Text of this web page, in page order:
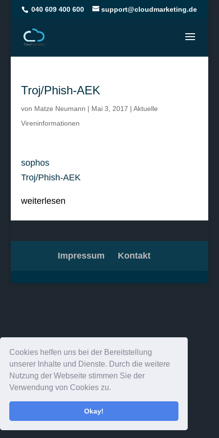
Cookies helfen uns bei der Bereitstellung
unserer Inhalte und Dienste. Durch die weitere
Nutzung der Webseite stimmen Sie der
Verwendung von Cookies zu.
Okay!
040 609 400 600 support@cloudmarketing.de
Troj/Phish-AEK
von Matze Neumann | Mai 3, 2017 | Aktuelle
Vireninformationen
sophos
Troj/Phish-AEK
weiterlesen
Impressum Kontakt